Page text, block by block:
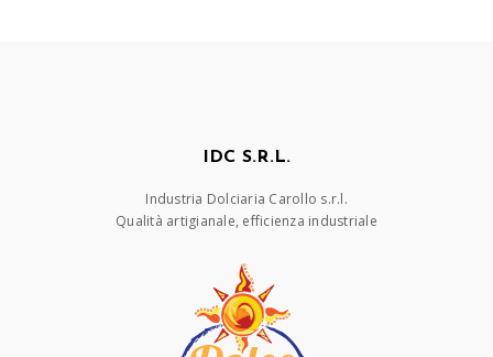
IDC S.R.L.
Industria Dolciaria Carollo s.r.l.
Qualità artigianale, efficienza industriale